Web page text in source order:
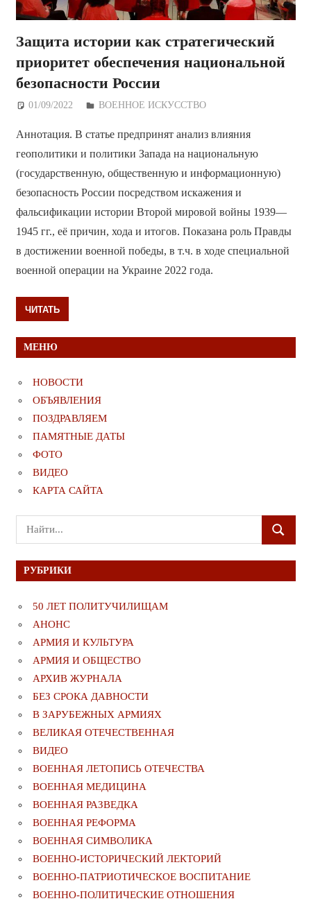
Защита истории как стратегический
приоритет обеспечения национальной
безопасности России
01/09/2022 Дежурный по Редакции
ВОЕННОЕ ИСКУССТВО
Аннотация. В статье предпринят анализ влияния
геополитики и политики Запада на национальную
(государственную, общественную и информационную)
безопасность России посредством искажения и
фальсификации истории Второй мировой войны 1939—
1945 гг., её причин, хода и итогов. Показана роль Правды
в достижении военной победы, в т.ч. в ходе специальной
военной операции на Украине 2022 года.
ЧИТАТЬ
МЕНЮ
НОВОСТИ
ОБЪЯВЛЕНИЯ
ПОЗДРАВЛЯЕМ
ПАМЯТНЫЕ ДАТЫ
ФОТО
ВИДЕО
КАРТА САЙТА
Поиск
для:
ПОИСК
РУБРИКИ
50 ЛЕТ ПОЛИТУЧИЛИЩАМ
АНОНС
АРМИЯ И КУЛЬТУРА
АРМИЯ И ОБЩЕСТВО
АРХИВ ЖУРНАЛА
БЕЗ СРОКА ДАВНОСТИ
В ЗАРУБЕЖНЫХ АРМИЯХ
ВЕЛИКАЯ ОТЕЧЕСТВЕННАЯ
ВИДЕО
ВОЕННАЯ ЛЕТОПИСЬ ОТЕЧЕСТВА
ВОЕННАЯ МЕДИЦИНА
ВОЕННАЯ РАЗВЕДКА
ВОЕННАЯ РЕФОРМА
ВОЕННАЯ СИМВОЛИКА
ВОЕННО-ИСТОРИЧЕСКИЙ ЛЕКТОРИЙ
ВОЕННО-ПАТРИОТИЧЕСКОЕ ВОСПИТАНИЕ
ВОЕННО-ПОЛИТИЧЕСКИE ОТНОШЕНИЯ